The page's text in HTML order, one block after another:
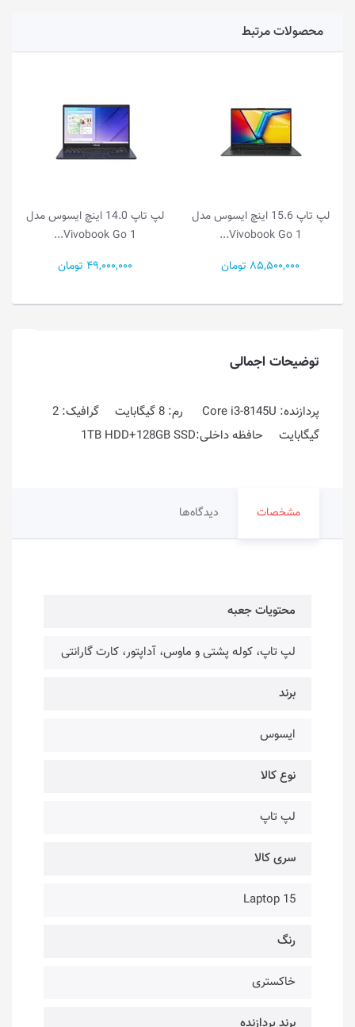
محصولات مرتبط
لپ تاپ 15.6 اینچ ایسوس مدل
لپ تاپ 14.0 اینچ ایسوس مدل
توضیحات اجمالی
پردازنده: Core i3-8145U رم: 8 گیگابایت گرافیک: 2
گیگابایت حافظه داخلی:1TB HDD+128GB SSD
مشخصات دیدگاه‌ها
محتویات جعبه
لپ تاپ، کوله پشتی و ماوس، آداپتور، کارت گارانتی
برند
ایسوس
نوع کالا
لپ تاپ
سری کالا
Laptop 15
رنگ
خاکستری